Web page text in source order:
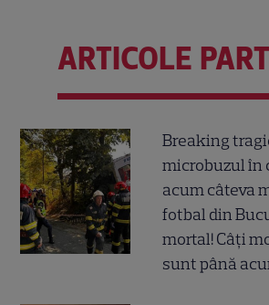
ARTICOLE
Breaking
microbuzul în
acum câteva
fotbal din
mortal! Câți
sunt până